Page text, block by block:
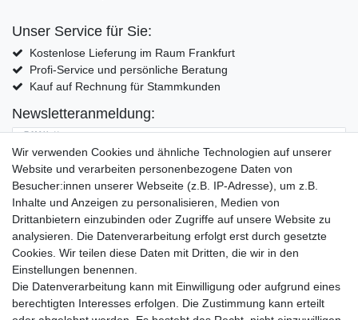
Unser Service für Sie:
Kostenlose Lieferung im Raum Frankfurt
Profi-Service und persönliche Beratung
Kauf auf Rechnung für Stammkunden
Newsletteranmeldung:
E-MAIL **
Hiermit bestätige ich, dass ich die Daten­schutz­erklärung
Einwilligung kann ich jederzeit widerrufen.**
Abonnieren
** Hierbei handelt es sich um ein Pflichtfeld.
Widerrufs­recht Widerrufs­formular Impressum
Wir verwenden Cookies und ähnliche Technologien auf unserer
Website und verarbeiten personenbezogene Daten von
Besucher:innen unserer Webseite (z.B. IP-Adresse), um z.B.
Inhalte und Anzeigen zu personalisieren, Medien von
Drittanbietern einzubinden oder Zugriffe auf unsere Website zu
analysieren. Die Datenverarbeitung erfolgt erst durch gesetzte
Cookies. Wir teilen diese Daten mit Dritten, die wir in den
Einstellungen benennen.
Die Datenverarbeitung kann mit Einwilligung oder aufgrund eines
berechtigten Interesses erfolgen. Die Zustimmung kann erteilt